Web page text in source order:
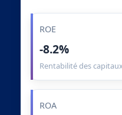
ROE
-8.2%
Rentabilité des
ROA